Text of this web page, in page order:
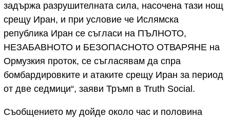
задържа разрушителната сила, насочена тази нощ
срещу Иран, и при условие че Ислямска
република Иран се съгласи на ПЪЛНОТО,
НЕЗАБАВНОТО и БЕЗОПАСНОТО ОТВАРЯНЕ на
Ормузкия проток, се съгласявам да спра
бомбардировките и атаките срещу Иран за период
от две седмици“, заяви Тръмп в Truth Social.
Съобщението му дойде около час и половина